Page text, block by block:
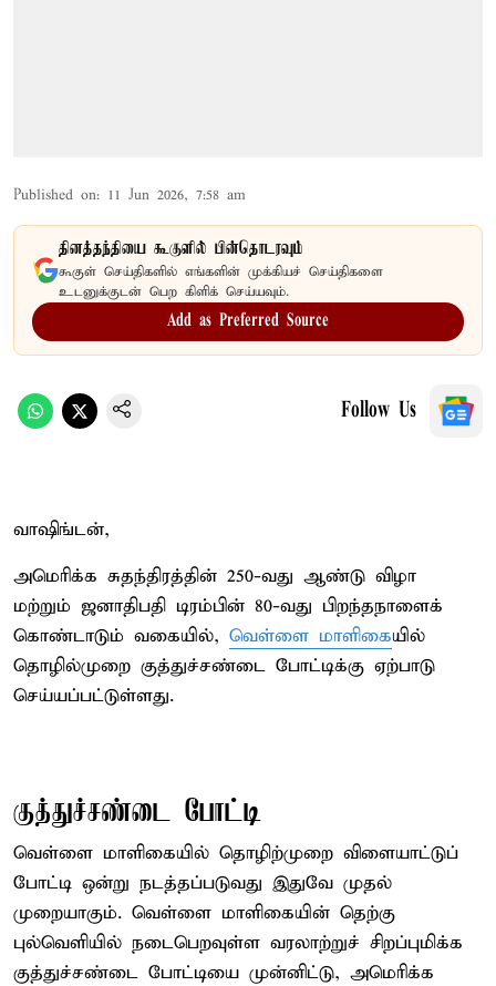
Published on: 11 Jun 2026, 7:58 am
தினத்தந்தியை கூகுளில் பின்தொடரவும்
கூகுள் செய்திகளில் எங்களின் முக்கியச் செய்திகளை
உடனுக்குடன் பெற கிளிக் செய்யவும்.
Add as Preferred Source
Follow Us
வாஷிங்டன்,
அமெரிக்க சுதந்திரத்தின் 250-வது ஆண்டு விழா
மற்றும் ஜனாதிபதி டிரம்பின் 80-வது பிறந்தநாளைக்
கொண்டாடும் வகையில், வெள்ளை மாளிகையில்
தொழில்முறை குத்துச்சண்டை போட்டிக்கு ஏற்பாடு
செய்யப்பட்டுள்ளது.
குத்துச்சண்டை போட்டி
வெள்ளை மாளிகையில் தொழிற்முறை விளையாட்டுப்
போட்டி ஒன்று நடத்தப்படுவது இதுவே முதல்
முறையாகும். வெள்ளை மாளிகையின் தெற்கு
புல்வெளியில் நடைபெறவுள்ள வரலாற்றுச் சிறப்புமிக்க
குத்துச்சண்டை போட்டியை முன்னிட்டு, அமெரிக்க